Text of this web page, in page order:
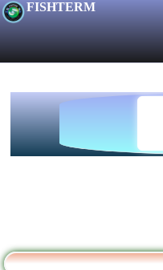
FISHTERM